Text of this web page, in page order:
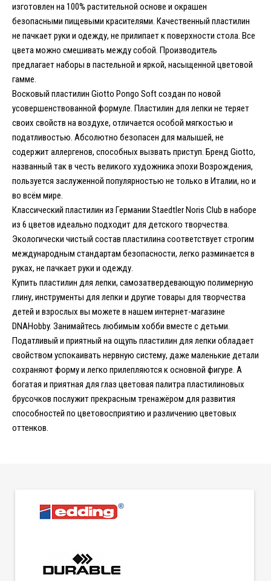
изготовлен на 100% растительной основе и окрашен
безопасными пищевыми красителями. Качественный пластилин
не пачкает руки и одежду, не прилипает к поверхности стола. Все
цвета можно смешивать между собой. Производитель
предлагает наборы в пастельной и яркой, насыщенной цветовой
гамме.
Восковый пластилин Giotto Pongo Soft создан по новой
усовершенствованной формуле. Пластилин для лепки не теряет
своих свойств на воздухе, отличается особой мягкостью и
податливостью. Абсолютно безопасен для малышей, не
содержит аллергенов, способных вызвать приступ. Бренд Giotto,
названный так в честь великого художника эпохи Возрождения,
пользуется заслуженной популярностью не только в Италии, но и
во всём мире.
Классический пластилин из Германии Staedtler Noris Club в наборе
из 6 цветов идеально подходит для детского творчества.
Экологически чистый состав пластилина соответствует строгим
международным стандартам безопасности, легко разминается в
руках, не пачкает руки и одежду.
Купить пластилин для лепки, самозатвердевающую полимерную
глину, инструменты для лепки и другие товары для творчества
детей и взрослых вы можете в нашем интернет-магазине
DNAHobby. Занимайтесь любимым хобби вместе с детьми.
Податливый и приятный на ощупь пластилин для лепки обладает
свойством успокаивать нервную систему, даже маленькие детали
сохраняют форму и легко прилепляются к основной фигуре. А
богатая и приятная для глаз цветовая палитра пластилиновых
брусочков послужит прекрасным тренажёром для развития
способностей по цветовосприятию и различению цветовых
оттенков.